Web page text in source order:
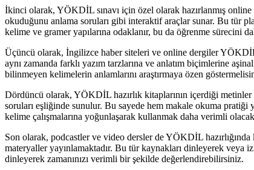
İkinci olarak, YÖKDİL sınavı için özel olarak hazırlanmış
okuduğunu anlama soruları gibi interaktif araçlar sunar. Bu tür
kelime ve gramer yapılarına odaklanır, bu da öğrenme sürecini
Üçüncü olarak, İngilizce haber siteleri ve online dergiler
aynı zamanda farklı yazım tarzlarına ve anlatım biçimlerine
bilinmeyen kelimelerin anlamlarını araştırmaya özen
Dördüncü olarak, YÖKDİL hazırlık kitaplarının içerdiği
soruları eşliğinde sunulur. Bu sayede hem makale okuma
kelime çalışmalarına yoğunlaşarak kullanmak daha verimli
Son olarak, podcastler ve video dersler de YÖKDİL
materyaller yayınlamaktadır. Bu tür kaynakları dinleyerek
dinleyerek zamanınızı verimli bir şekilde değerlendirebilirsiniz.